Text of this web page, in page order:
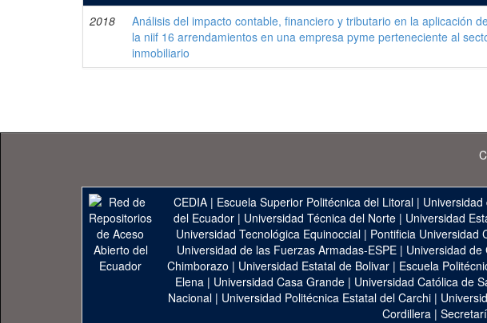
2018
Análisis del impacto contable, financiero y tributario en la aplicación
la niif 16 arrendamientos en una empresa pyme perteneciente al
inmobiliario
CEDIA | Escuela Superior Politécnica del Litoral |
del Ecuador| Universidad Técnica del Norte| Universidad
Universidad Tecnológica Equinoccial| Pontificia Universidad
Universidad de las Fuerzas Armadas-ESPE | Universidad de
Chimborazo | Universidad Estatal de Bolivar| Escuela
Elena | Universidad Casa Grande | Universidad Católica de
Nacional | Universidad Politécnica Estatal del Carchi |
Cordillera|